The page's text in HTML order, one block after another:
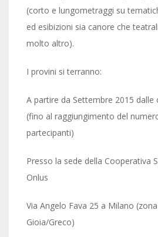
(corto e lungometraggi su
ed esibizioni sia canore che
molto altro).
I provini si terranno:
A partire da Settembre 2015 dalle
(fino al raggiungimento del
partecipanti)
Presso la sede della Cooperativa
Onlus
Via Angelo Fava 25 a Milano
Gioia/Greco)